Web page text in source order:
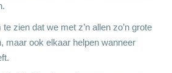
zien dat we met z’n allen zo’n grote
maar ook elkaar helpen wanneer